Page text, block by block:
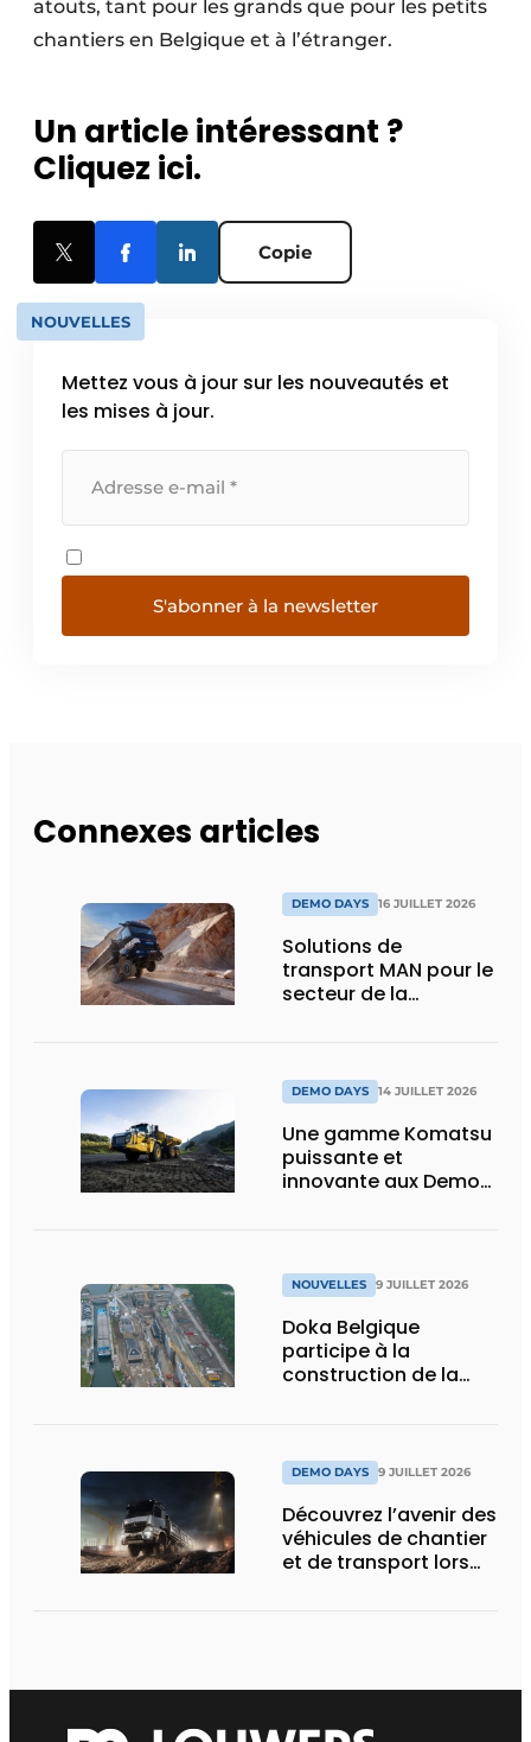
atouts, tant pour les grands que pour les petits
chantiers en Belgique et à l’étranger.
Un article intéressant ?
Cliquez ici.
Copie
NOUVELLES
Mettez vous à jour sur les nouveautés et
les mises à jour.
S'abonner à la newsletter
Connexes articles
DEMO DAYS 16 JUILLET 2026
Solutions de
transport MAN pour le
secteur de la
DEMO DAYS 14 JUILLET 2026
Une gamme Komatsu
puissante et
innovante aux Demo
NOUVELLES 9 JUILLET 2026
Doka Belgique
participe à la
construction de la
DEMO DAYS 9 JUILLET 2026
Découvrez l’avenir des
véhicules de chantier
et de transport lors